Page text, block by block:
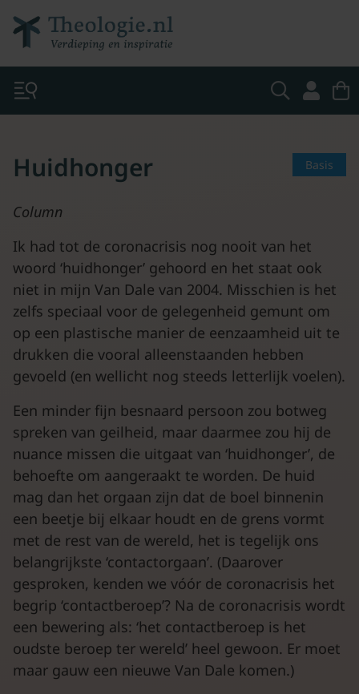
Basis
Huidhonger
Column
Ik had tot de coronacrisis nog nooit van het
woord ‘huidhonger’ gehoord en het staat ook
niet in mijn Van Dale van 2004. Misschien is het
zelfs speciaal voor de gelegenheid gemunt om
op een plastische manier de eenzaamheid uit te
drukken die vooral alleenstaanden hebben
gevoeld (en wellicht nog steeds letterlijk voelen).
Een minder fijn besnaard persoon zou botweg
spreken van geilheid, maar daarmee zou hij de
nuance missen die uitgaat van ‘huidhonger’, de
behoefte om aangeraakt te worden. De huid
mag dan het orgaan zijn dat de boel binnenin
een beetje bij elkaar houdt en de grens vormt
met de rest van de wereld, het is tegelijk ons
belangrijkste ‘contactorgaan’. (Daarover
gesproken, kenden we vóór de coronacrisis het
begrip ‘contactberoep’? Na de coronacrisis wordt
een bewering als: ‘het contactberoep is het
oudste beroep ter wereld’ heel gewoon. Er moet
maar gauw een nieuwe Van Dale komen.)